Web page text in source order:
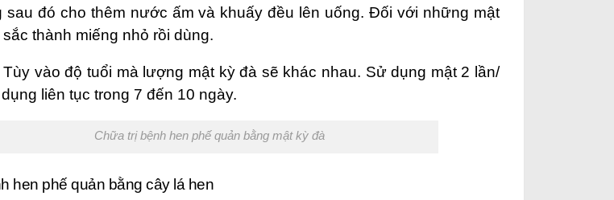
sau đó cho thêm nước ấm và khuấy đều lên uống. Đối với những mật
thành miếng nhỏ rồi dùng.
vào độ tuổi mà lượng mật kỳ đà sẽ khác nhau. Sử dụng mật 2 lần/
liên tục trong 7 đến 10 ngày.
Chữa trị bệnh hen phế quản bằng mật kỳ đà
hen phế quản bằng cây lá hen